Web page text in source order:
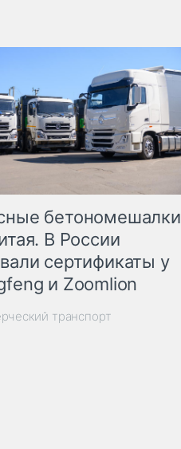
бетономешалки
В России
сертификаты у
и Zoomlion
транспорт